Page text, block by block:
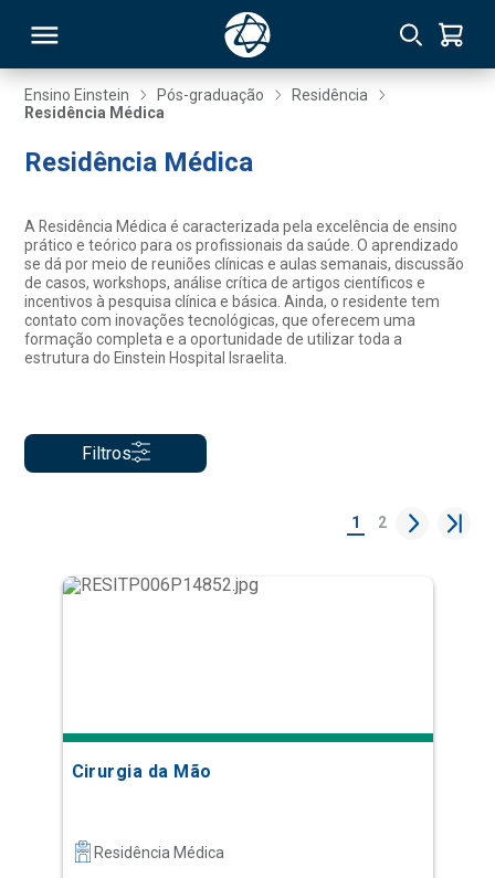
Ensino Einstein Pós-graduação
Residência
Residência Médica
Residência Médica
A Residência Médica é caracterizada pela excelência de ensino
prático e teórico para os profissionais da saúde. O aprendizado
se dá por meio de reuniões clínicas e aulas semanais, discussão
de casos, workshops, análise crítica de artigos científicos e
incentivos à pesquisa clínica e básica. Ainda, o residente tem
contato com inovações tecnológicas, que oferecem uma
formação completa e a oportunidade de utilizar toda a
estrutura do Einstein Hospital Israelita.
Filtros
1 2
Cirurgia da Mão
Residência Médica